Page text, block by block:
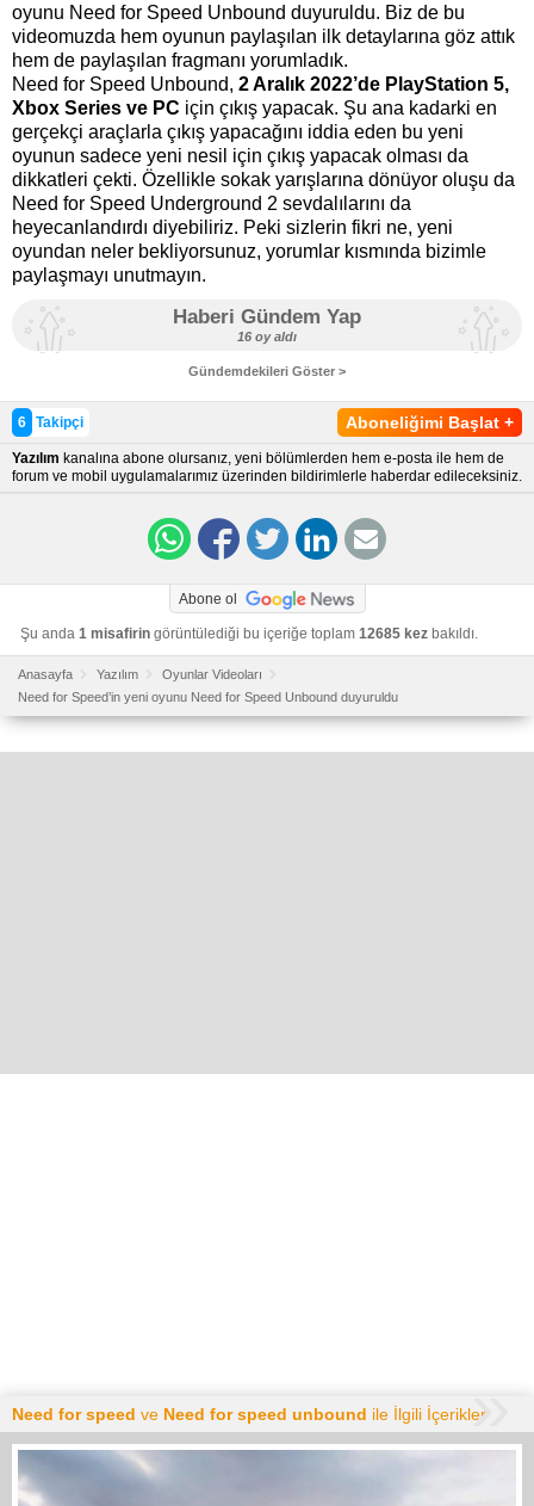
oyunu Need for Speed Unbound duyuruldu. Biz de bu
videomuzda hem oyunun paylaşılan ilk detaylarına göz attık
hem de paylaşılan fragmanı yorumladık.
Need for Speed Unbound, 2 Aralık 2022’de PlayStation 5,
Xbox Series ve PC için çıkış yapacak. Şu ana kadarki en
gerçekçi araçlarla çıkış yapacağını iddia eden bu yeni
oyunun sadece yeni nesil için çıkış yapacak olması da
dikkatleri çekti. Özellikle sokak yarışlarına dönüyor oluşu da
Need for Speed Underground 2 sevdalılarını da
heyecanlandırdı diyebiliriz. Peki sizlerin fikri ne, yeni
oyundan neler bekliyorsunuz, yorumlar kısmında bizimle
paylaşmayı unutmayın.
Haberi Gündem Yap
16 oy aldı
Gündemdekileri Göster >
Aboneliğimi Başlat +
6 Takipçi
Yazılım kanalına abone olursanız, yeni bölümlerden hem e-posta ile hem de
forum ve mobil uygulamalarımız üzerinden bildirimlerle haberdar edileceksiniz.
Abone ol
Şu anda 1 misafirin görüntülediği bu içeriğe toplam 12685 kez bakıldı.
Anasayfa Yazılım
Oyunlar Videoları
Need for Speed’in yeni oyunu Need for Speed Unbound duyuruldu
Need for speed ve Need for speed unbound ile İlgili İçerikler